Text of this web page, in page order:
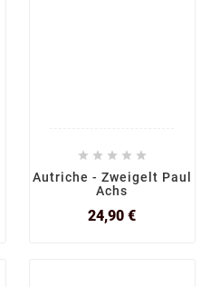
    
Autriche - Zweigelt Paul
Achs
24,90 €Prix